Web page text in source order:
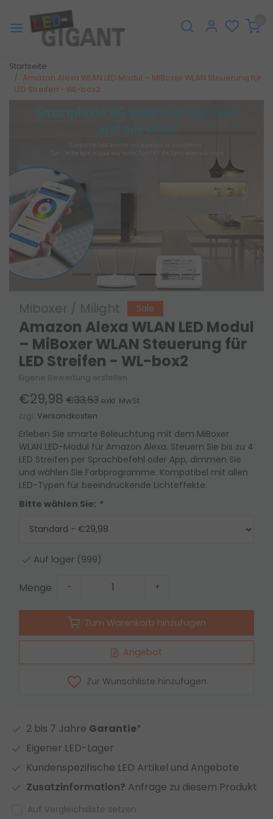
Startseite
Amazon Alexa WLAN LED Modul – MiBoxer WLAN Steuerung für
LED Streifen - WL-box2
Zurück
Miboxer / Milight Sale
Amazon Alexa WLAN LED Modul
– MiBoxer WLAN Steuerung für
LED Streifen - WL-box2
Eigene Bewertung erstellen
€29,98 €33,53 exkl. MwSt.
zzgl. Versandkosten
Erleben Sie smarte Beleuchtung mit dem MiBoxer
WLAN LED-Modul für Amazon Alexa. Steuern Sie bis zu 4
LED Streifen per Sprachbefehl oder App, dimmen Sie
und wählen Sie Farbprogramme. Kompatibel mit allen
LED-Typen für beeindruckende Lichteffekte.
Bitte wählen Sie: *
Auf lager (999)
Menge - +
Zum Warenkorb hinzufügen
Angebot
Zur Wunschliste hinzufügen
2 bis 7 Jahre Garantie*
Eigener LED-Lager
Kundenspezifische LED Artikel und Angebote
Zusatzinformation? Anfrage zu diesem Produkt
Auf Vergleichsliste setzen